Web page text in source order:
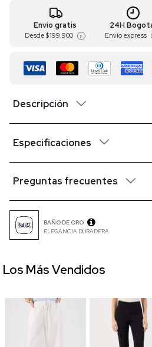
Envío gratis
Desde $ 199.900 i
24H
Envío express
Descripción
Especificaciones
Preguntas frecuentes
BAÑO DE ORO
ELEGANCIA DURADERA
Los Más Vendidos